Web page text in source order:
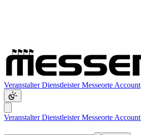
VeranstalterDienstleisterMesseorte Account
VeranstalterDienstleisterMesseorte Account